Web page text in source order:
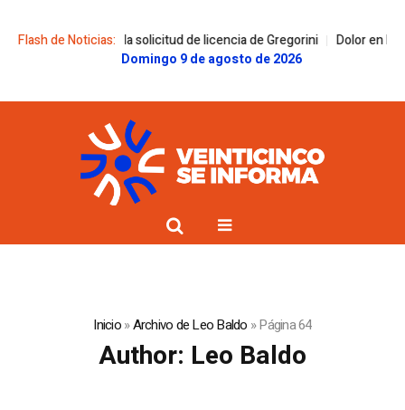
Flash de Noticias:
de licencia de Gregorini
Dolor en la familia Messi: murió
Domingo 9 de agosto de 2026
Inicio»Archivo de Leo Baldo »Página 64
Author: Leo Baldo